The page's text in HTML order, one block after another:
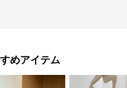
めアイテム